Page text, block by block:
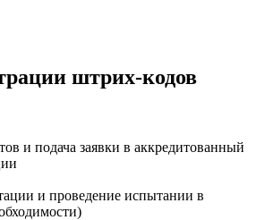
штрих-кодов
и подача заявки в аккредитованный
и проведение испытании в